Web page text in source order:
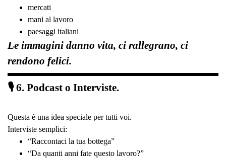
mercati
mani al lavoro
paesaggi italiani
Le immagini danno vita, ci rallegrano, ci
rendono felici.
🎙 6. Podcast o Interviste.
Questa è una idea speciale per tutti voi.
Interviste semplici:
“Raccontaci la tua bottega”
“Da quanti anni fate questo lavoro?”